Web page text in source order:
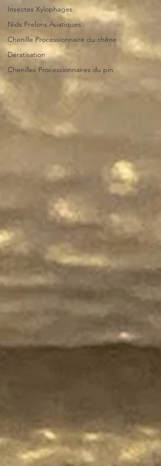
Insectes Xylophages
Nids Frelons Asiatiques
Chenille Processionnaire du chêne
Dératisation
Chenilles Processionnaires du pin